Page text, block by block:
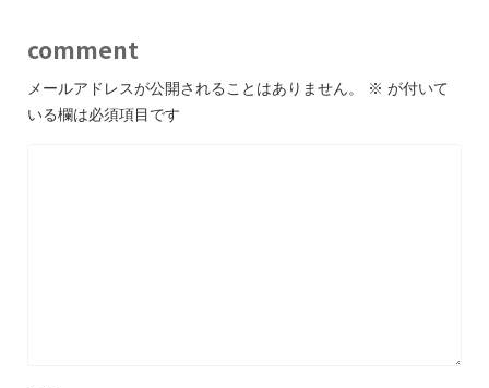
comment
メールアドレスが公開されることはありません。 ※ が付いて
いる欄は必須項目です